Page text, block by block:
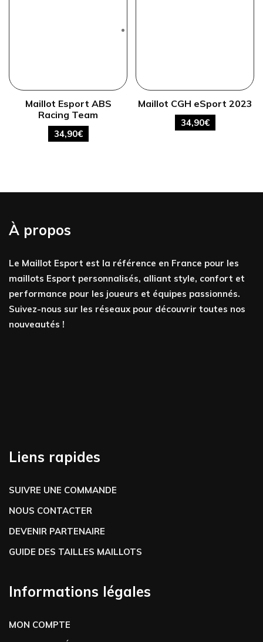
Maillot Esport ABS
Racing Team
34,90€
Maillot CGH eSport 2023
34,90€
À propos
Le Maillot Esport est la référence en France pour les
maillots Esport personnalisés, alliant style, confort et
performance pour les joueurs et équipes passionnés.
Suivez-nous sur les réseaux pour découvrir toutes nos
nouveautés !
Liens rapides
SUIVRE UNE COMMANDE
NOUS CONTACTER
DEVENIR PARTENAIRE
GUIDE DES TAILLES MAILLOTS
Informations légales
MON COMPTE